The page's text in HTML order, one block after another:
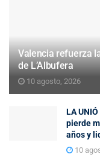
Valencia refuerza
de L’Albufera
10 agosto, 2026
LA
pierde
años y
10